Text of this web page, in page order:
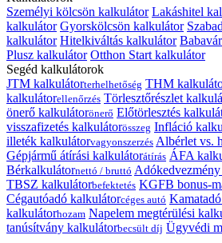
Személyi kölcsön kalkulátor Lakáshitel
kalkulátor Gyorskölcsön kalkulátor
kalkulátor Hitelkiváltás kalkulátor
Plusz kalkulátor Otthon Start kalkulátor
Segéd kalkulátorok
JTM kalkulátorterhelhetőség THM
kalkulátorellenőrzés Törlesztőrészlet
önerő kalkulátorönerő Előtörlesztés
visszafizetés kalkulátorösszeg Infláció
illeték kalkulátorvagyonszerzés Albérlet vs.
Gépjármű átírási kalkulátorátírás ÁFA
Bérkalkulátornettó / bruttó
TBSZ kalkulátorbefektetés KGFB bonus-
Cégautóadó kalkulátorcéges autó
kalkulátorhozam Napelem megtérülési
tanúsítvány kalkulátorbecsült díj Ügyvédi